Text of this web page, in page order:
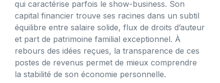
qui caractérise parfois le show-business. Son
capital financier trouve ses racines dans un subtil
équilibre entre salaire solide, flux de droits d’auteur
et part de patrimoine familial exceptionnel. À
rebours des idées reçues, la transparence de ces
postes de revenus permet de mieux comprendre
la stabilité de son économie personnelle.